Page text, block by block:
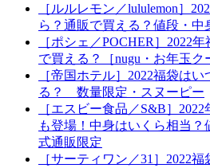
［ルルレモン／lululemon］
ら？通販で買える？値段・中
［ポシェ／POCHER］2022
で買える？［nugu・お年玉ク
［帝国ホテル］2022福袋は
る？ 数量限定・スヌーピー
［エスビー食品／S&B］
も登場！中身はいくら相当
式通販限定
［サーティワン／31］2022